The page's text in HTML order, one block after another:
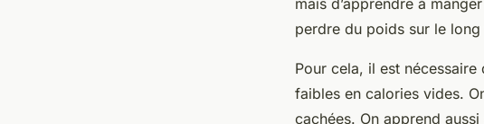
mais d’apprendre à
perdre du poids sur le
Pour cela, il est
faibles en calories vides.
cachées. On apprend